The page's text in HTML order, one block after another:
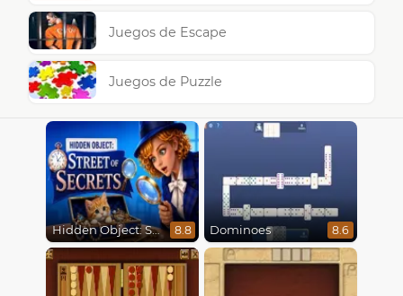
Juegos de Escape
Juegos de Puzzle
Hidden Object: Street Of Secrets 8.8 Dominoes 8.6